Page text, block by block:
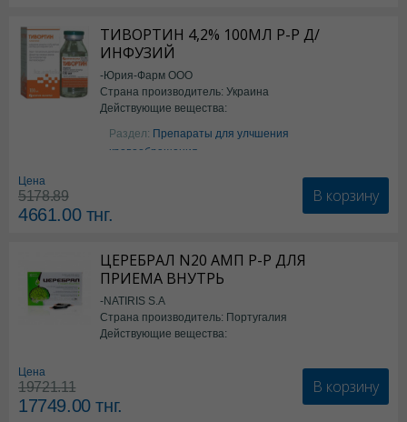
ТИВОРТИН 4,2% 100МЛ Р-Р Д/
ИНФУЗИЙ
-Юрия-Фарм ООО
Страна производитель: Украина
Действующие вещества:
Аргинин
Раздел: Препараты для улчшения
кровообращения
Цена
5178.89
4661.00тнг.
В корзину
ЦЕРЕБРАЛ N20 АМП Р-Р ДЛЯ
ПРИЕМА ВНУТРЬ
-NATIRIS S.A
Страна производитель: Португалия
Действующие вещества:
Цена
19721.11
17749.00тнг.
В корзину